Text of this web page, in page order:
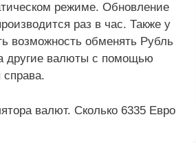
режиме. Обновление
раз в час. Также у
возможность обменять Рубль
другие валюты с помощью
валют. Сколько 6335 Евро